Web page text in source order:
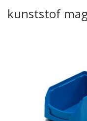
kunststof